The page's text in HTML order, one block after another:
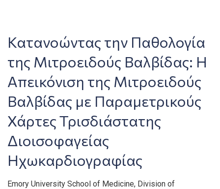
Κατανοώντας την Παθολογία
της Μιτροειδούς Βαλβίδας: Η
Απεικόνιση της Μιτροειδούς
Βαλβίδας με Παραμετρικούς
Χάρτες Τρισδιάστατης
Διοισοφαγείας
Ηχωκαρδιογραφίας
Emory University School of Medicine, Division of